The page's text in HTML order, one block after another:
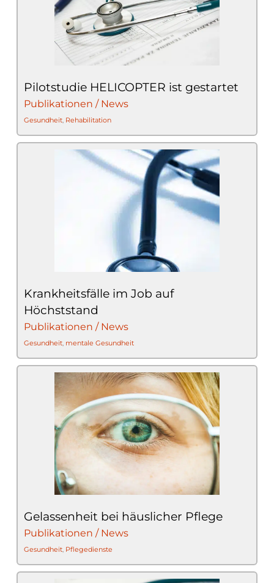
Pilotstudie HELICOPTER ist gestartet
Publikationen / News
Gesundheit, Rehabilitation
Krankheitsfälle im Job auf
Höchststand
Publikationen / News
Gesundheit, mentale Gesundheit
Gelassenheit bei häuslicher Pflege
Publikationen / News
Gesundheit, Pflegedienste